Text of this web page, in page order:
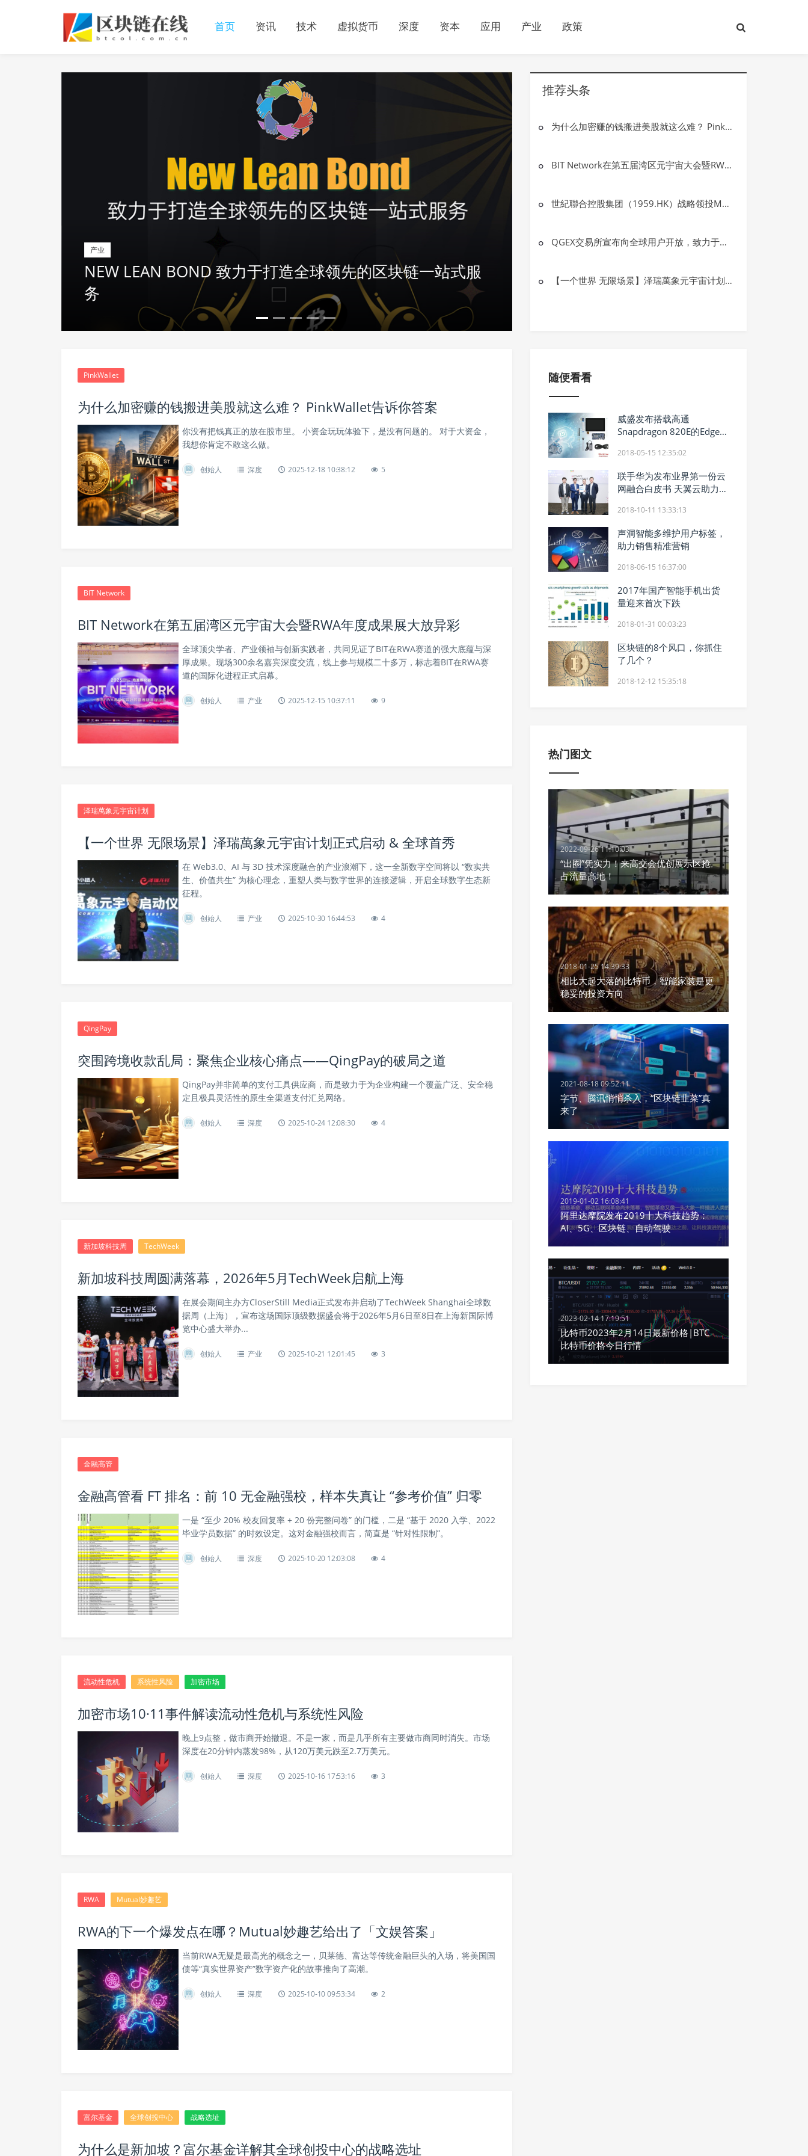
首页 资讯 技术 虚拟货币 深度 资本 应用 产业 政策
产业
NEW LEAN BOND 致力于打造全球领先的区块链一站式服
务
推荐头条
为什么加密赚的钱搬进美股就这么难？ PinkWallet告诉你答案
BIT Network在第五届湾区元宇宙大会暨RWA年度成果展大放异彩
世紀聯合控股集团（1959.HK）战略领投MetYa：加码RWA全球数字资产布局
QGEX交易所宣布向全球用户开放，致力于打造安全高效的数字资产交易平台
【一个世界 无限场景】泽瑞萬象元宇宙计划正式启动 & 全球首秀
PinkWallet
为什么加密赚的钱搬进美股就这么难？ PinkWallet告诉你答案
你没有把钱真正的放在股市里。 小资金玩玩体验下，是没有问题的。 对于大资金，
我想你肯定不敢这么做。
创始人 深度 2025-12-18 10:38:12 5
BIT Network
BIT Network在第五届湾区元宇宙大会暨RWA年度成果展大放异彩
全球顶尖学者、产业领袖与创新实践者，共同见证了BIT在RWA赛道的强大底蕴与深
厚成果。现场300余名嘉宾深度交流，线上参与规模二十多万，标志着BIT在RWA赛
道的国际化进程正式启幕。
创始人 产业 2025-12-15 10:37:11 9
泽瑞萬象元宇宙计划
【一个世界 无限场景】泽瑞萬象元宇宙计划正式启动 & 全球首秀
在 Web3.0、AI 与 3D 技术深度融合的产业浪潮下，这一全新数字空间将以 “数实共
生、价值共生” 为核心理念，重塑人类与数字世界的连接逻辑，开启全球数字生态新
征程。
创始人 产业 2025-10-30 16:44:53 4
QingPay
突围跨境收款乱局：聚焦企业核心痛点——QingPay的破局之道
QingPay并非简单的支付工具供应商，而是致力于为企业构建一个覆盖广泛、安全稳
定且极具灵活性的原生全渠道支付汇兑网络。
创始人 深度 2025-10-24 12:08:30 4
新加坡科技周 TechWeek
新加坡科技周圆满落幕，2026年5月TechWeek启航上海
在展会期间主办方CloserStill Media正式发布并启动了TechWeek Shanghai全球数
据周（上海），宣布这场国际顶级数据盛会将于2026年5月6日至8日在上海新国际博
览中心盛大举办...
创始人 产业 2025-10-21 12:01:45 3
金融高管
金融高管看 FT 排名：前 10 无金融强校，样本失真让 “参考价值” 归零
一是 “至少 20% 校友回复率 + 20 份完整问卷” 的门槛，二是 “基于 2020 入学、2022
毕业学员数据” 的时效设定。这对金融强校而言，简直是 “针对性限制”。
创始人 深度 2025-10-20 12:03:08 4
流动性危机 系统性风险 加密市场
加密市场10·11事件解读流动性危机与系统性风险
晚上9点整，做市商开始撤退。不是一家，而是几乎所有主要做市商同时消失。市场
深度在20分钟内蒸发98%，从120万美元跌至2.7万美元。
创始人 深度 2025-10-16 17:53:16 3
RWA Mutual妙趣艺
RWA的下一个爆发点在哪？Mutual妙趣艺给出了「文娱答案」
当前RWA无疑是最高光的概念之一，贝莱德、富达等传统金融巨头的入场，将美国国
债等“真实世界资产”数字资产化的故事推向了高潮。
创始人 深度 2025-10-10 09:53:34 2
富尔基金 全球创投中心 战略选址
为什么是新加坡？富尔基金详解其全球创投中心的战略选址
随便看看
威盛发布搭载高通
Snapdragon 820E的Edge
2018-05-15 12:35:02
联手华为发布业界第一份云
网融合白皮书 天翼云助力企
2018-10-11 13:33:13
声洞智能多维护用户标签，
助力销售精准营销
2018-06-15 16:37:00
2017年国产智能手机出货
量迎来首次下跌
2018-01-31 00:03:23
区块链的8个风口，你抓住
了几个？
2018-12-12 15:35:18
热门图文
2022-09-26 11:10:03
“出圈”凭实力！来高交会优创展示区抢
占流量高地！
2018-01-25 14:39:33
相比大起大落的比特币，智能家装是更
稳妥的投资方向
2021-08-18 09:52:11
字节、腾讯悄悄杀入，“区块链韭菜”真
来了
2019-01-02 16:08:41
阿里达摩院发布2019十大科技趋势：
AI、5G、区块链、自动驾驶
2023-02-14 17:19:51
比特币2023年2月14日最新价格|BTC
比特币价格今日行情